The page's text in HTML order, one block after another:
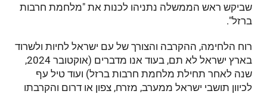
שביקש ראש הממשלה נתניהו לכנות את "מלחמת חרבות
ברזל".
רוח הלחימה, ההקרבה והצורך של עם ישראל לחיות ולשרוד
בארץ ישראל לא תם, בעוד אנו מדברים (אוקטובר 2024,
שנה לאחר תחילת מלחמת חרבות ברזל) ועוד טיל עף
לכיוון תושבי ישראל ממערב, מזרח, צפון או דרום והקרבתו